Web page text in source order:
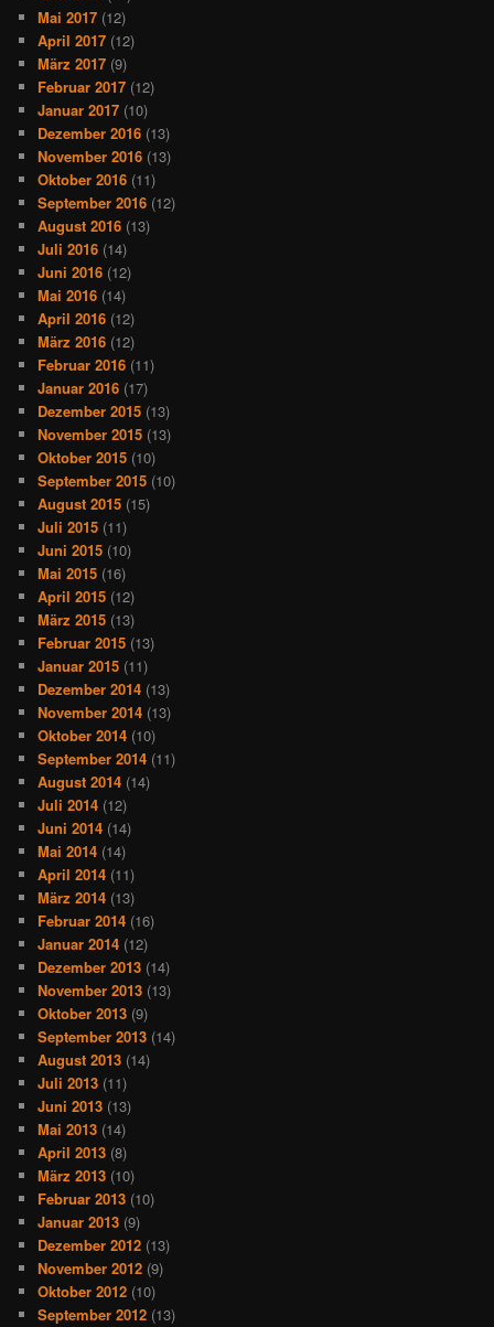
Mai 2017 (12)
April 2017 (12)
März 2017 (9)
Februar 2017 (12)
Januar 2017 (10)
Dezember 2016 (13)
November 2016 (13)
Oktober 2016 (11)
September 2016 (12)
August 2016 (13)
Juli 2016 (14)
Juni 2016 (12)
Mai 2016 (14)
April 2016 (12)
März 2016 (12)
Februar 2016 (11)
Januar 2016 (17)
Dezember 2015 (13)
November 2015 (13)
Oktober 2015 (10)
September 2015 (10)
August 2015 (15)
Juli 2015 (11)
Juni 2015 (10)
Mai 2015 (16)
April 2015 (12)
März 2015 (13)
Februar 2015 (13)
Januar 2015 (11)
Dezember 2014 (13)
November 2014 (13)
Oktober 2014 (10)
September 2014 (11)
August 2014 (14)
Juli 2014 (12)
Juni 2014 (14)
Mai 2014 (14)
April 2014 (11)
März 2014 (13)
Februar 2014 (16)
Januar 2014 (12)
Dezember 2013 (14)
November 2013 (13)
Oktober 2013 (9)
September 2013 (14)
August 2013 (14)
Juli 2013 (11)
Juni 2013 (13)
Mai 2013 (14)
April 2013 (8)
März 2013 (10)
Februar 2013 (10)
Januar 2013 (9)
Dezember 2012 (13)
November 2012 (9)
Oktober 2012 (10)
September 2012 (13)